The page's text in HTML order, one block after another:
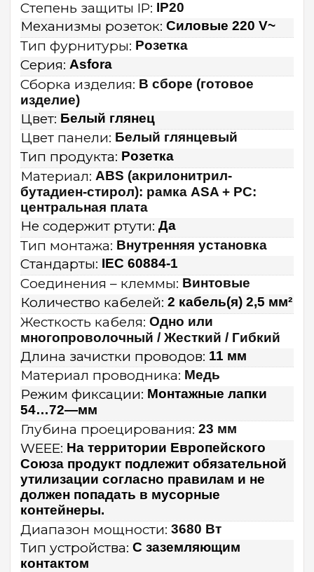
Степень защиты IP: IP20
Механизмы розеток: Силовые 220 V~
Тип фурнитуры: Розетка
Серия: Asfora
Сборка изделия: В сборе (готовое
изделие)
Цвет: Белый глянец
Цвет панели: Белый глянцевый
Тип продукта: Розетка
Материал: ABS (акрилонитрил-
бутадиен-стирол): рамка ASA + PC:
центральная плата
Не содержит ртути: Да
Тип монтажа: Внутренняя установка
Стандарты: IEC 60884-1
Соединения – клеммы: Винтовые
Количество кабелей: 2 кабель(я) 2,5 мм²
Жесткость кабеля: Одно или
многопроволочный / Жесткий / Гибкий
Длина зачистки проводов: 11 мм
Материал проводника: Медь
Режим фиксации: Монтажные лапки
54…72—мм
Глубина проецирования: 23 мм
WEEE: На территории Европейского
Союза продукт подлежит обязательной
утилизации согласно правилам и не
должен попадать в мусорные
контейнеры.
Диапазон мощности: 3680 Вт
Тип устройства: С заземляющим
контактом